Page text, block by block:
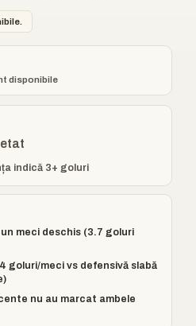
disponibile
indică 3+ goluri
meci deschis (3.7 goluri
goluri/meci vs defensivă slabă
nu au marcat ambele